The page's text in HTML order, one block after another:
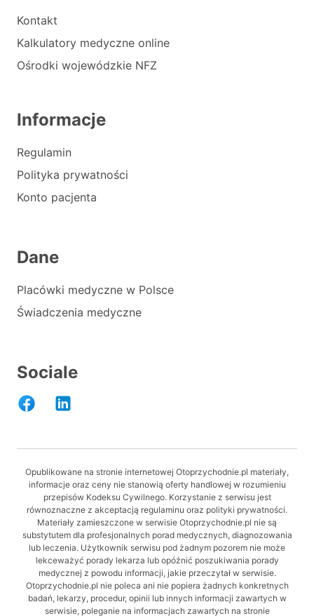
Kontakt
Kalkulatory medyczne online
Ośrodki wojewódzkie NFZ
Informacje
Regulamin
Polityka prywatności
Konto pacjenta
Dane
Placówki medyczne w Polsce
Świadczenia medyczne
Sociale
Opublikowane na stronie internetowej Otoprzychodnie.pl materiały,
informacje oraz ceny nie stanowią oferty handlowej w rozumieniu
przepisów Kodeksu Cywilnego. Korzystanie z serwisu jest
równoznaczne z akceptacją regulaminu oraz polityki prywatności.
Materiały zamieszczone w serwisie Otoprzychodnie.pl nie są
substytutem dla profesjonalnych porad medycznych, diagnozowania
lub leczenia. Użytkownik serwisu pod żadnym pozorem nie może
lekceważyć porady lekarza lub opóźnić poszukiwania porady
medycznej z powodu informacji, jakie przeczytał w serwisie.
Otoprzychodnie.pl nie poleca ani nie popiera żadnych konkretnych
badań, lekarzy, procedur, opinii lub innych informacji zawartych w
serwisie, poleganie na informacjach zawartych na stronie